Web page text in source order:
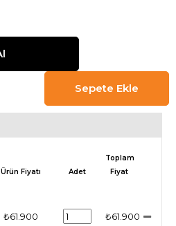
Ürün Fiyatı Adet
Toplam
Fiyat
₺61.900 ₺61.900